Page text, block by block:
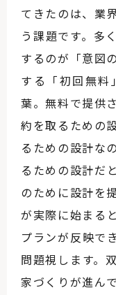
てきたのは、業
う課題です。多
するのが「意図
する「初回無料
葉。無料で提供
約を取るための
るための設計な
るための設計だ
のために設計を
が実際に始まる
プランが反映で
問題視します。
家づくりが進ん